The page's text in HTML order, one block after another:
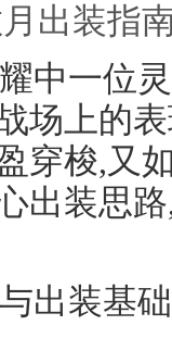
出装指
中一位
场上的
穿梭,又
出装思
出装基础